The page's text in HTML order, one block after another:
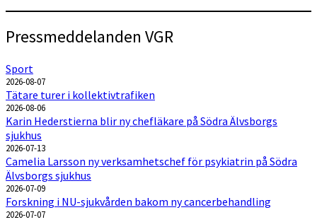
Pressmeddelanden VGR
Sport
2026-08-07
Tätare turer i kollektivtrafiken
2026-08-06
Karin Hederstierna blir ny chefläkare på Södra Älvsborgs
sjukhus
2026-07-13
Camelia Larsson ny verksamhetschef för psykiatrin på Södra
Älvsborgs sjukhus
2026-07-09
Forskning i NU-sjukvården bakom ny cancerbehandling
2026-07-07